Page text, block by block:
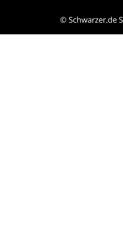
©Schwarzer.de